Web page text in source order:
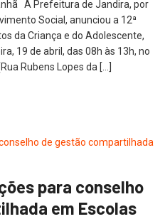
A Prefeitura de Jandira, por
Social, anunciou a 12ª
da Criança e do Adolescente,
19 de abril, das 08h às 13h, no
Rubens Lopes da […]
para conselho
em Escolas